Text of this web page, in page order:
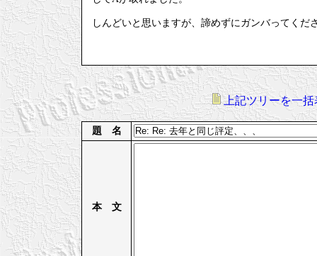
しんどいと思いますが、諦めずにガンバってくだ
上記ツリーを一括
題 名
本 文